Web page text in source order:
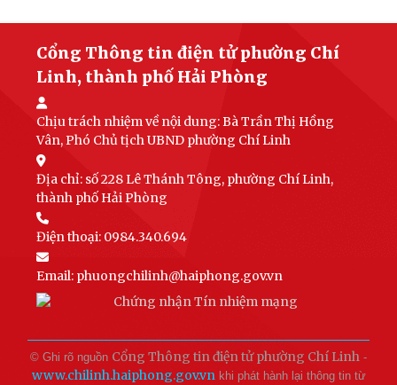
Cổng Thông tin điện tử phường Chí
Linh, thành phố Hải Phòng
Chịu trách nhiệm về nội dung:Bà Trần Thị Hồng
Vân, Phó Chủ tịch UBND phường Chí Linh
Địa chỉ: số 228 Lê Thánh Tông, phường Chí Linh,
thành phố Hải Phòng
Điện thoại: 0984.340.694
Email: phuongchilinh@haiphong.gov.vn
© Ghi rõ nguồn Cổng Thông tin điện tử phường Chí Linh -
www.chilinh.haiphong.gov.vnkhi phát hành lại thông tin từ